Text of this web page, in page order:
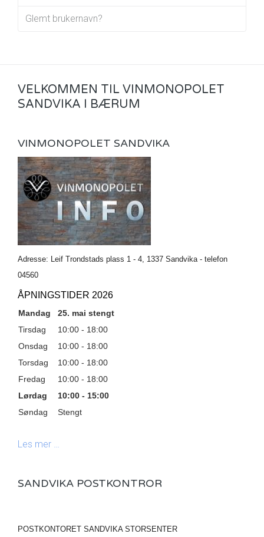
Glemt brukernavn?
VELKOMMEN TIL VINMONOPOLET
SANDVIKA I BÆRUM
VINMONOPOLET SANDVIKA
Adresse: Leif Trondstads plass 1 - 4, 1337 Sandvika - telefon
04560
ÅPNINGSTIDER 2026
Mandag
25. mai stengt
Tirsdag
10:00 - 18:00
Onsdag
10:00 - 18:00
Torsdag
10:00 - 18:00
Fredag
10:00 - 18:00
Lørdag
10:00 - 15:00
Søndag
Stengt
Les mer …
SANDVIKA POSTKONTROR
POSTKONTORET SANDVIKA STORSENTER